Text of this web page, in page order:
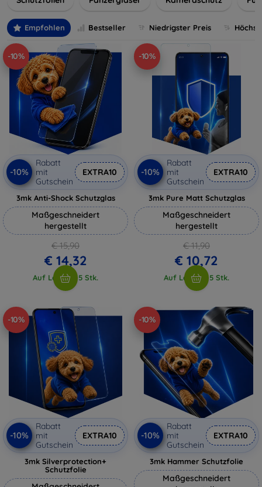
digitales Erlebnis.
Empfohlen Bestseller Niedrigster Preis
-10%
-10%
Rabatt
mit
Gutschein
EXTRA10
3mk Anti-Shock Schutzglas
Maßgeschneidert
hergestellt
€ 15,90
€ 14,32
Auf Lager > 5 Stk.
-10%
-10%
Rabatt
mit
Gutschein
EXTRA10
3mk Pure Matt Schutzglas
Maßgeschneidert
hergestellt
€ 11,90
€ 10,72
Auf Lager > 5 Stk.
-10%
-10%
Rabatt
mit
Gutschein
EXTRA10
3mk Silverprotection+
Schutzfolie
-10%
-10%
Rabatt
mit
Gutschein
EXTRA10
3mk Hammer Schutzfolie
Maßgeschneidert